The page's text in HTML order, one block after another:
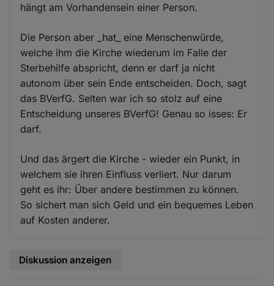
hängt am Vorhandensein einer Person.
Die Person aber _hat_ eine Menschenwürde,
welche ihm die Kirche wiederum im Falle der
Sterbehilfe abspricht, denn er darf ja nicht
autonom über sein Ende entscheiden. Doch, sagt
das BVerfG. Selten war ich so stolz auf eine
Entscheidung unseres BVerfG! Genau so isses: Er
darf.
Und das ärgert die Kirche - wieder ein Punkt, in
welchem sie ihren Einfluss verliert. Nur darum
geht es ihr: Über andere bestimmen zu können.
So sichert man sich Geld und ein bequemes Leben
auf Kosten anderer.
Diskussion anzeigen